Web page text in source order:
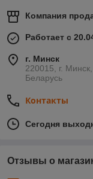
Компания
Работает с
г. Минск
220015, г.
Беларусь
Контакты
Сегодня
Отзывы о